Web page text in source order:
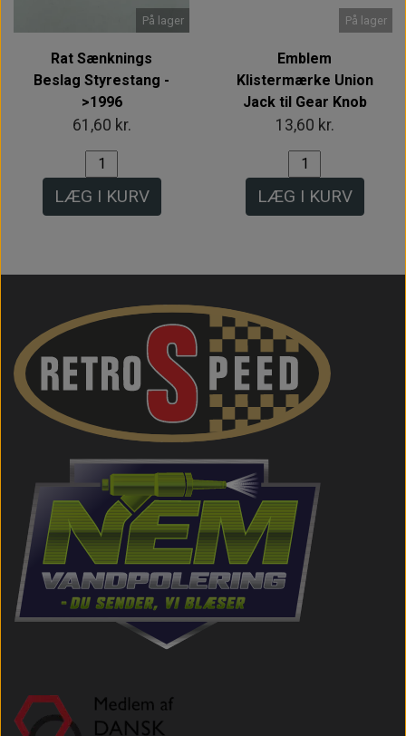
På lager
Rat Sænknings
Beslag Styrestang -
>1996
61,60 kr.
LÆG I KURV
På lager
Emblem
Klistermærke Union
Jack til Gear Knob
13,60 kr.
LÆG I KURV